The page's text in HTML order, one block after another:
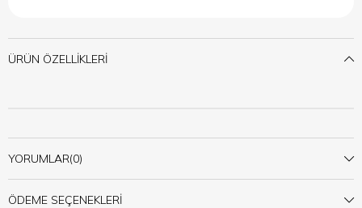
ÜRÜN ÖZELLIKLERI
YORUMLAR(0)
ÖDEME SEÇENEKLERI